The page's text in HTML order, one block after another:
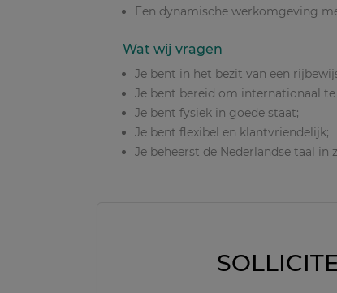
Een dynamische werkomgeving
Wat wij vragen
Je bent in het bezit van een
Je bent bereid om internationaal
Je bent fysiek in goede staat;
Je bent flexibel en klantvriendelijk;
Je beheerst de Nederlandse taal in